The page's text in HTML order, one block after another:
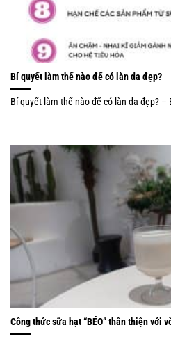
Bí quyết làm thế nào để có làn da đẹp?
Bí quyết làm thế nào để có làn da đẹp? –
Công thức sữa hạt “BÉO” thân thiện với